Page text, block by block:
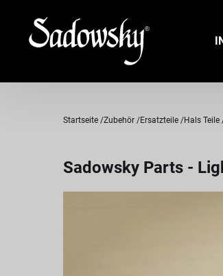
Startseite Zubehör Ersatzteile Hals Teile
Sadowsky Parts -